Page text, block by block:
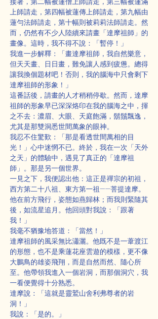
上師請走，第四幅被蓮傳上師請走，第九幅由
蓮勻法師請走，第十幅則被莉莉法師請走。然
而，仍然有不少人陸續來請畫「達摩祖師」的
畫像。這時，我不得不說：「暫停！」
我進一步解釋：「畫達摩祖師，我自然樂意，
但天天畫、日日畫，難免讓人感到疲憊。總得
讓我換個題材吧！否則，我的腦海中只會剩下
達摩祖師的形象！」
這番話後，請畫的人才稍稍停歇。然而，達摩
祖師的形象早已深深烙印在我的腦海之中，揮
之不去：濃眉、大眼、天庭飽滿，鬍鬚飄逸，
尤其是那雙洞悉世間萬象的眼神。
我忍不住驚歎：「那是看透世間萬相的目
光！」心中迷惘不已。終於，我在一次「天外
之天」的體驗中，遇見了真正的「達摩祖
師」。那是另一個世界。
一見之下，我便認出他：這正是禪宗的初祖，
西方第二十八祖、東方第一祖——菩提達摩。
他在前方飛行，姿態如燕歸林；而我則緊隨其
後，如流星追月。他回頭對我說：「跟著
我！」
我毫不猶豫地答道：「當然！」
達摩祖師的風采無比瀟灑。他既不是一葦渡江
的形態，也不是乘蓮花座雲遊的模樣，更不像
大鵬鳥的雄姿飛翔，而是自然而然、隨心所
至。他帶領我進入一個岩洞，而那個洞穴，我
一看便覺得十分熟悉。
達摩說：「這就是靈鷲山舍利弗尊者的岩
洞！」
我說：「是的。」